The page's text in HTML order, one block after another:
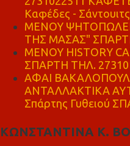
Καφέδες -
ΜΕΝΟΥ
ΤΗΣ ΜΑΣΑΣ"
ΜΕΝΟΥ HISTORY
ΣΠΑΡΤΗ ΤΗΛ. 27310
ΑΦΑΙ
ΑΝΤΑΛΛΑΚΤΙΚΑ
Σπάρτης Γυθειού
ΚΩΝΣΤΑΝΤΙΝΑ Κ.